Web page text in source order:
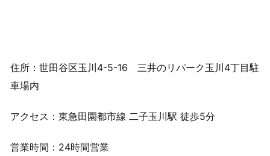
住所：世田谷区玉川4-5-16 三井のリパーク玉川4丁目駐
車場内
アクセス：東急田園都市線 二子玉川駅 徒歩5分
営業時間：24時間営業